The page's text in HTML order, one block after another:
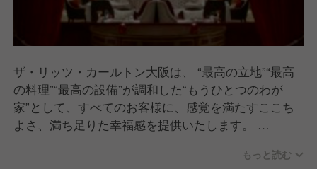
ザ・リッツ・カールトン大阪は、 “最高の立地”“最高
の料理”“最高の設備”が調和した“もうひとつのわが
家”として、すべてのお客様に、感覚を満たすここち
よさ、満ち足りた幸福感を提供いたします。
リッツ・カールトンはお客様への心のこもったおもて
もっと読む